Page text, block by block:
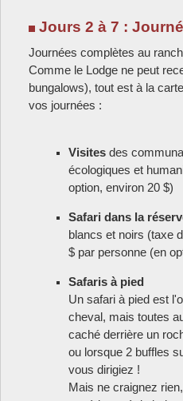
Jours 2 à 7 :
Journées complètes au
Comme le Lodge ne peut
bungalows), tout est à la
vos journées :
Visites des
écologiques et
option, environ 20 $)
Safari dans la
blancs et noirs (taxe
$ par personne (en
Safaris à pied
Un safari à pied est
cheval, mais toutes
caché derrière un
ou lorsque 2 buffles
vous dirigiez !
Mais ne craignez